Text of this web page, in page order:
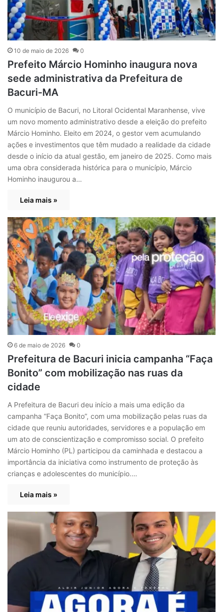
10 de maio de 2026 0
Prefeito Márcio Hominho inaugura nova
sede administrativa da Prefeitura de
Bacuri-MA
O município de Bacuri, no Litoral Ocidental Maranhense, vive
um novo momento administrativo desde a eleição do prefeito
Márcio Hominho. Eleito em 2024, o gestor vem acumulando
ações e investimentos que têm mudado a realidade da cidade
desde o início da atual gestão, em janeiro de 2025. Como mais
uma obra considerada histórica para o município, Márcio
Hominho inaugurou a…
Leia mais »
6 de maio de 2026 0
Prefeitura de Bacuri inicia campanha “Faça
Bonito” com mobilização nas ruas da
cidade
A Prefeitura de Bacuri deu início a mais uma edição da
campanha “Faça Bonito”, com uma mobilização pelas ruas da
cidade que reuniu autoridades, servidores e a população em
um ato de conscientização e compromisso social. O prefeito
Márcio Hominho (PL) participou da caminhada e destacou a
importância da iniciativa como instrumento de proteção às
crianças e adolescentes do município.…
Leia mais »